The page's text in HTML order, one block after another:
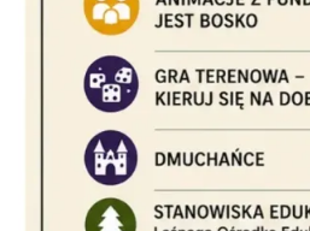
Dni Koronki Koniakowskiej
Koniaków